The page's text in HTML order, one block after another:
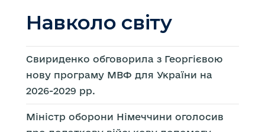
Навколо світу
Свириденко обговорила з Георгієвою
нову програму МВФ для України на
2026-2029 рр.
Міністр оборони Німеччини оголосив